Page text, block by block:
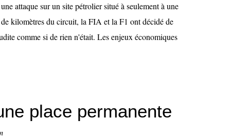
attaque sur un site pétrolier situé à seulement à une
kilomètres du circuit, la FIA et la F1 ont décidé de
comme si de rien n'était. Les enjeux économiques
place permanente